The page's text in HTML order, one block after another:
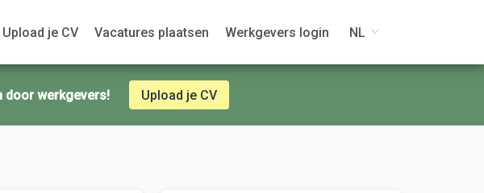
Upload je CV Vacatures plaatsen Werkgevers login NL
door werkgevers! Upload je CV